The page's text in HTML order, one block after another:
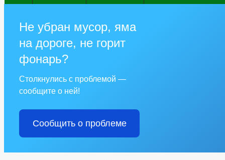
Не убран мусор, яма
на дороге, не горит
фонарь?
Столкнулись с проблемой —
сообщите о ней!
Сообщить о проблеме